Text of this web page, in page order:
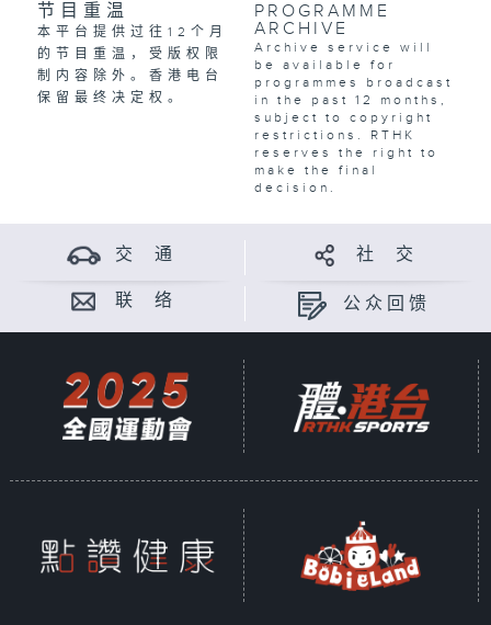
节目重温
本平台提供过往12个月
的节目重温，受版权限
制内容除外。香港电台
保留最终决定权。
PROGRAMME
ARCHIVE
Archive service will
be available for
programmes broadcast
in the past 12 months,
subject to copyright
restrictions. RTHK
reserves the right to
make the final
decision.
交 通 社 交
联 络 公众回馈